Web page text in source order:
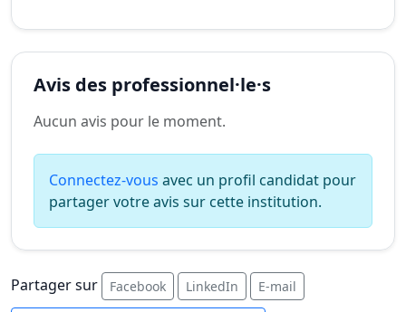
Avis des professionnel·le·s
Aucun avis pour le moment.
Connectez-vous avec un profil candidat pour
partager votre avis sur cette institution.
Partager sur Facebook LinkedIn E-mail